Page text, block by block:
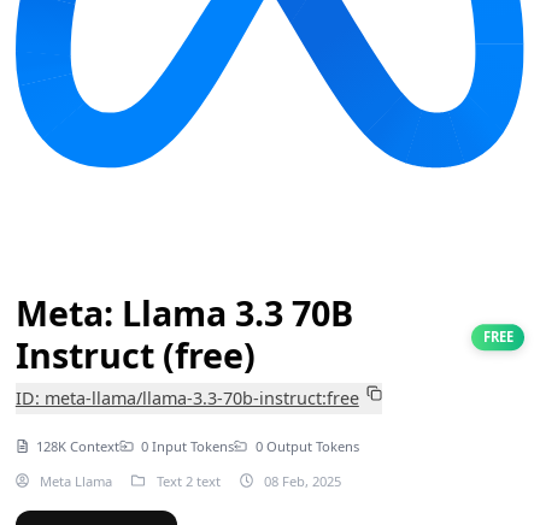
Meta: Llama 3.3 70B
Instruct (free)
FREE
ID: meta-llama/llama-3.3-70b-instruct:free
128K Context 0 Input Tokens
0 Output Tokens
Meta Llama
Text 2 text 08 Feb, 2025